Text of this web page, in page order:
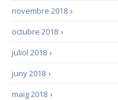
›
novembre 2018
›
octubre 2018
›
juliol 2018
›
juny 2018
›
maig 2018